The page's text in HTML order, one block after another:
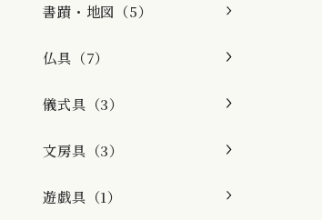
書蹟・地図（5）
仏具（7）
儀式具（3）
文房具（3）
遊戯具（1）